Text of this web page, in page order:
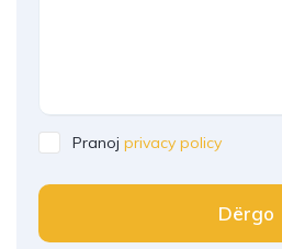
Pranoj privacy policy
Dërgo